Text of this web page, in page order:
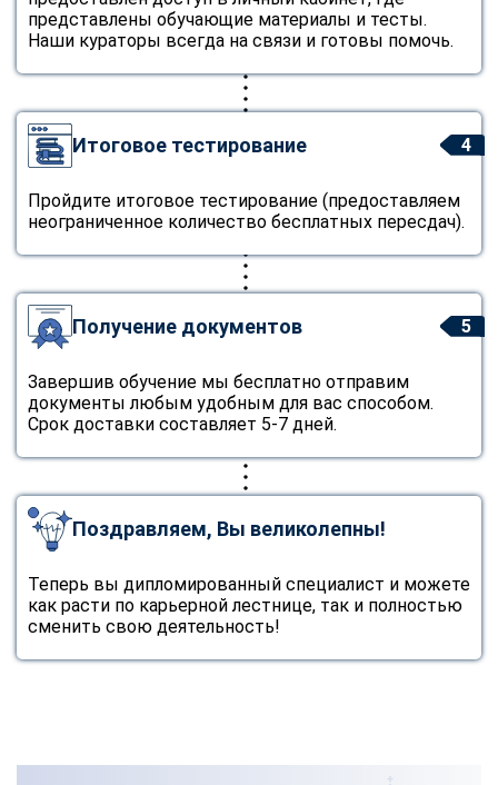
представлены обучающие материалы и тесты.
Наши кураторы всегда на связи и готовы помочь.
4
Итоговое тестирование
Пройдите итоговое тестирование (предоставляем
неограниченное количество бесплатных пересдач).
5
Получение документов
Завершив обучение мы бесплатно отправим
документы любым удобным для вас способом.
Срок доставки составляет 5-7 дней.
Поздравляем, Вы великолепны!
Теперь вы дипломированный специалист и можете
как расти по карьерной лестнице, так и полностью
сменить свою деятельность!